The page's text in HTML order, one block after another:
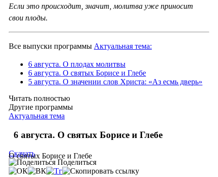
Если это происходит, значит, молитва уже приносит
свои плоды.
Все выпуски программы Актуальная тема:
6 августа. О плодах молитвы
6 августа. О святых Борисе и Глебе
5 августа. О значении слов Христа: «Аз есмь дверь»
Читать полностью
Другие программы
Актуальная тема
6 августа. О святых Борисе и Глебе
О святых Борисе и Глебе
Скачать
Поделиться